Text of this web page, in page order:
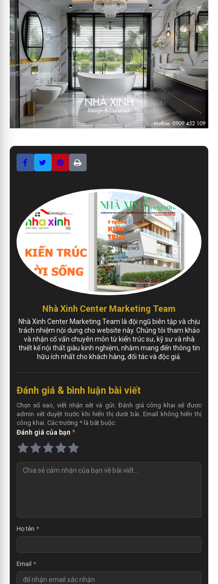
Nhà Xinh Center Marketing Team
Nhà Xinh Center Marketing Team là đội ngũ biên tập và chịu
trách nhiệm nội dung cho website này. Chúng tôi tham khảo
và nhận cố vấn chuyên môn từ kiến trúc sư, kỹ sư và nhà
thiết kế nội thất giàu kinh nghiệm, nhằm mang đến thông tin
hữu ích nhất cho khách hàng, đối tác và độc giả.
Đánh giá & bình luận bài viết
Chọn số sao, viết nhận xét và gửi. Đánh giá công khai sẽ được
admin xét duyệt trước khi hiển thị dưới bài. Email không hiển thị
công khai. Các trường *là bắt buộc.
Đánh giá của bạn *
é
Họ tên *
Email *